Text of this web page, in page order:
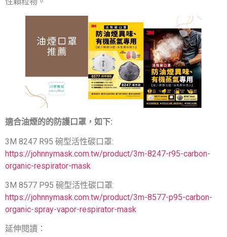
適合油煙的的防護口罩，如下:
3M 8247 R95 碗型活性碳口罩:
https://johnnymask.com.tw/product/3m-8247-r95-carbon-
organic-respirator-mask
3M 8577 P95 碗型活性碳口罩:
https://johnnymask.com.tw/product/3m-8577-p95-carbon-
organic-spray-vapor-respirator-mask
延伸閱讀：